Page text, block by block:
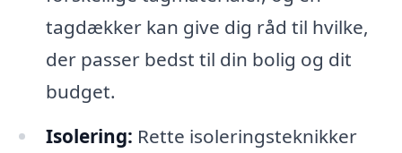
tagdækker kan give dig råd til hvilke,
der passer bedst til din bolig og dit
budget.
Isolering: Rette isoleringsteknikker